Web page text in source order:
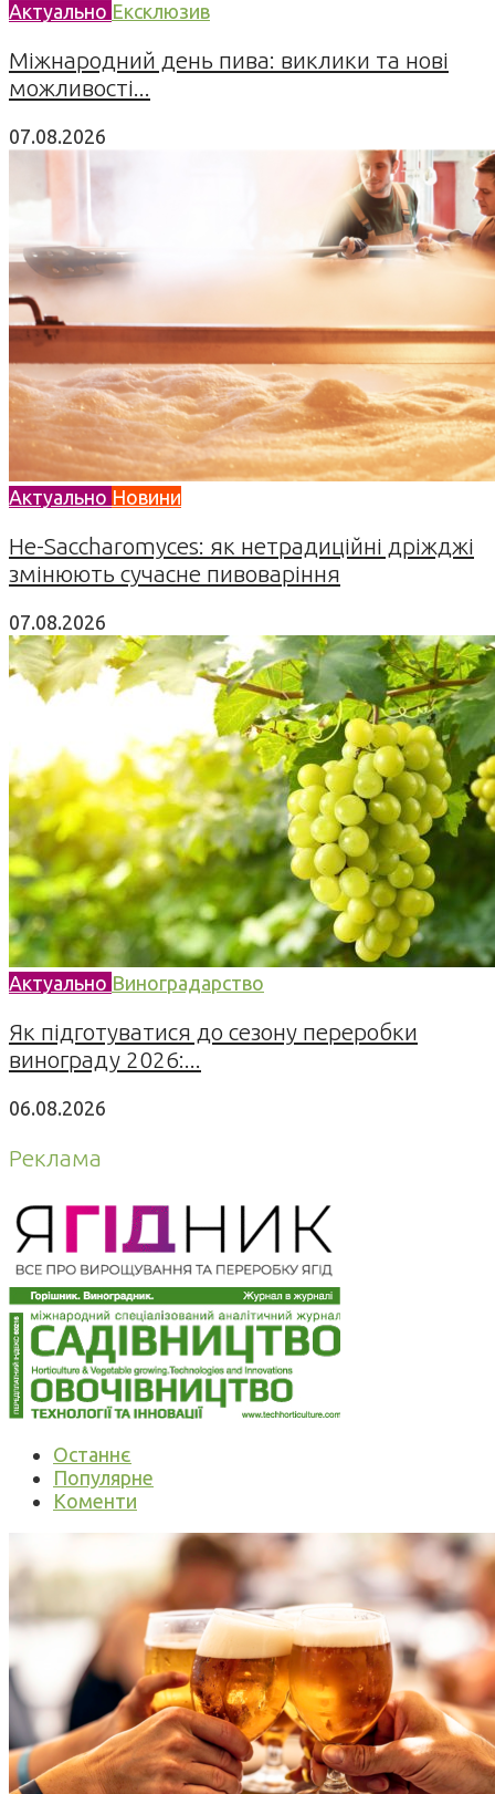
Актуально Ексклюзив
Міжнародний день пива: виклики та нові
можливості...
07.08.2026
Актуально Новини
Не-Saccharomyces: як нетрадиційні дріжджі
змінюють сучасне пивоваріння
07.08.2026
Актуально Виноградарство
Як підготуватися до сезону переробки
винограду 2026:...
06.08.2026
Реклама
Останнє
Популярне
Коменти